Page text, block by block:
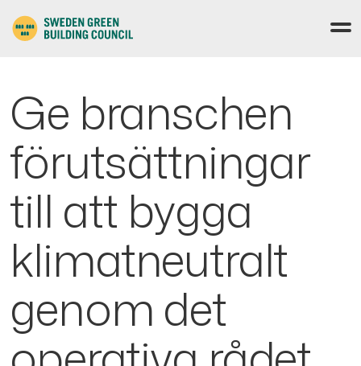
Ge branschen
förutsättningar
till att bygga
klimatneutralt
genom det